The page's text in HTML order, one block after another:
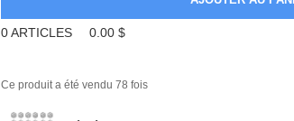
0ARTICLES 0.00 $
Ce produit a été vendu 78 fois